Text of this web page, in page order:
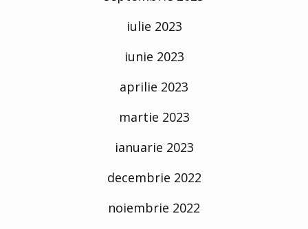
iulie 2023
iunie 2023
aprilie 2023
martie 2023
ianuarie 2023
decembrie 2022
noiembrie 2022